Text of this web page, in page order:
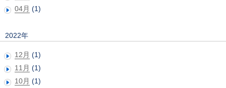
04月 (1)
2022年
12月 (1)
11月 (1)
10月 (1)